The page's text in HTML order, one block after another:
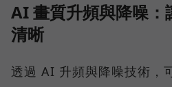
AI 畫質升頻與降噪：
清晰
透過 AI 升頻與降噪技術，